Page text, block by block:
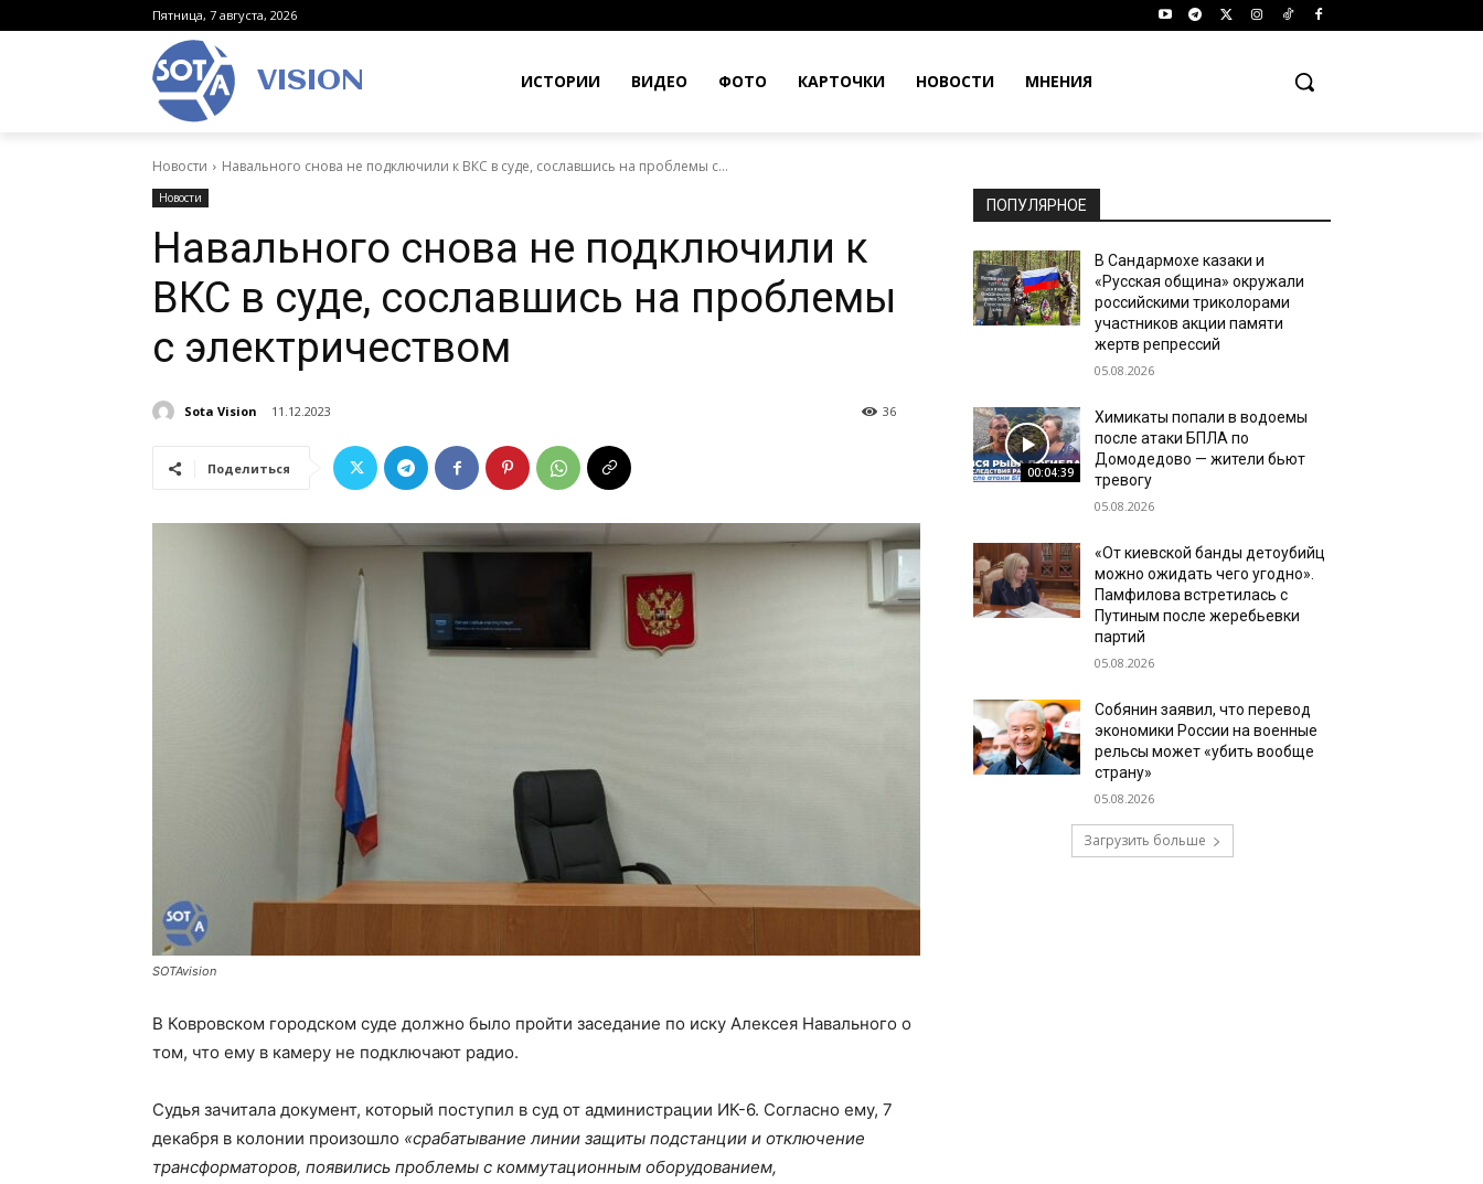
Пятница, 7 августа, 2026
VISION ИСТОРИИ ВИДЕО ФОТО КАРТОЧКИ НОВОСТИ МНЕНИЯ
Новости Навального снова не подключили к ВКС в суде, сославшись на проблемы с...
Новости
Навального снова не подключили к
ВКС в суде, сославшись на проблемы
с электричеством
Sota Vision 11.12.2023 36
Поделиться
SOTAvision
В Ковровском городском суде должно было пройти заседание по иску Алексея Навального о
том, что ему в камеру не подключают радио.
Судья зачитала документ, который поступил в суд от администрации ИК-6. Согласно ему, 7
декабря в колонии произошло «срабатывание линии защиты подстанции и отключение
трансформаторов, появились проблемы с коммутационным оборудованием,
ПОПУЛЯРНОЕ
В Сандармохе казаки и
«Русская община» окружали
российскими триколорами
участников акции памяти
жертв репрессий
05.08.2026
00:04:39
Химикаты попали в водоемы
после атаки БПЛА по
Домодедово — жители бьют
тревогу
05.08.2026
«От киевской банды детоубийц
можно ожидать чего угодно».
Памфилова встретилась с
Путиным после жеребьевки
партий
05.08.2026
Собянин заявил, что перевод
экономики России на военные
рельсы может «убить вообще
страну»
05.08.2026
Загрузить больше